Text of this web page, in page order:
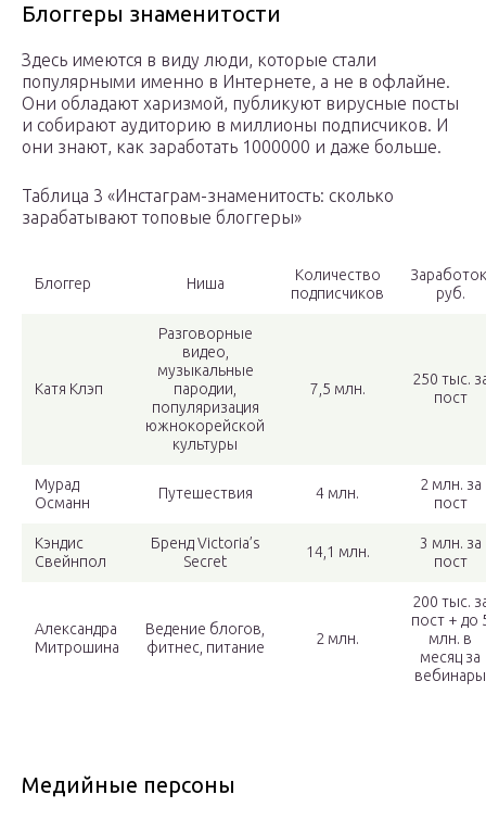
Блоггеры знаменитости
Здесь имеются в виду люди, которые стали
популярными именно в Интернете, а не в офлайне.
Они обладают харизмой, публикуют вирусные посты
и собирают аудиторию в миллионы подписчиков. И
они знают, как заработать 1000000 и даже больше.
Таблица 3 «Инстаграм-знаменитость: сколько
зарабатывают топовые блоггеры»
Блоггер Ниша
Количество
подписчиков
руб.
Катя Клэп
Разговорные
видео,
музыкальные
пародии,
популяризация
южнокорейской
культуры
7,5 млн.
250 тыс.
пост
Мурад
Османн
Путешествия 4 млн.
2 млн. за
пост
Кэндис
Свейнпол
Бренд Victoria’s
Secret
14,1 млн.
3 млн. за
пост
Александра
Митрошина
Ведение блогов,
фитнес, питание
2 млн.
200 тыс.
пост + до
млн. в
месяц за
вебинары
Медийные персоны